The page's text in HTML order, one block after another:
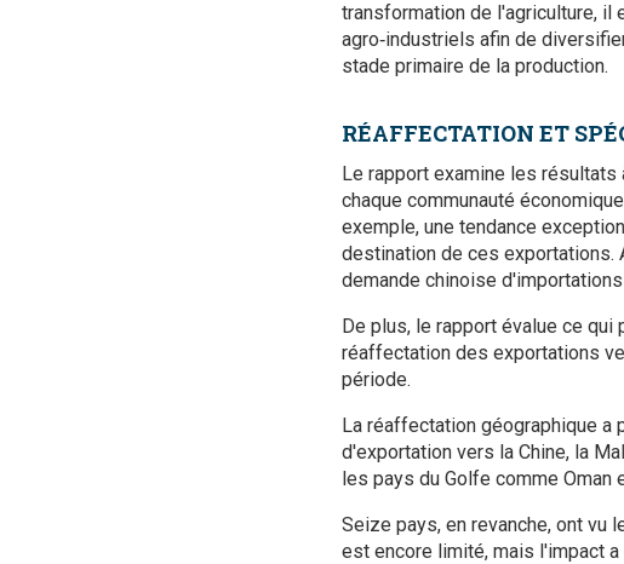
transformation de l'agriculture,
agro‑industriels afin de
stade primaire de la production.
RÉAFFECTATION ET
Le rapport examine les
chaque communauté
exemple, une tendance
destination de ces exportations.
demande chinoise
De plus, le rapport évalue ce
réaffectation des exportations
période.
La réaffectation géographique a
d'exportation vers la Chine, la
les pays du Golfe comme Oman
Seize pays, en revanche, ont
est encore limité, mais l'impact